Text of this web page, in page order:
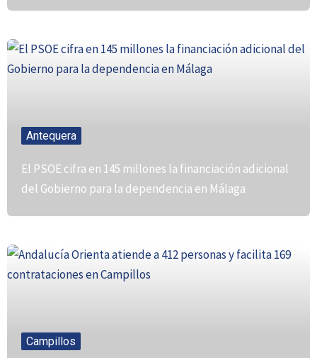
Antequera
El PSOE cifra en 145 millones la financiación adicional
del Gobierno para la dependencia en Málaga
Campillos